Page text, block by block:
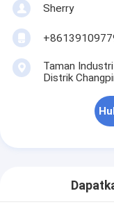
Sherry
Taman
Distrik